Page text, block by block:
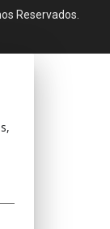
Reservados.